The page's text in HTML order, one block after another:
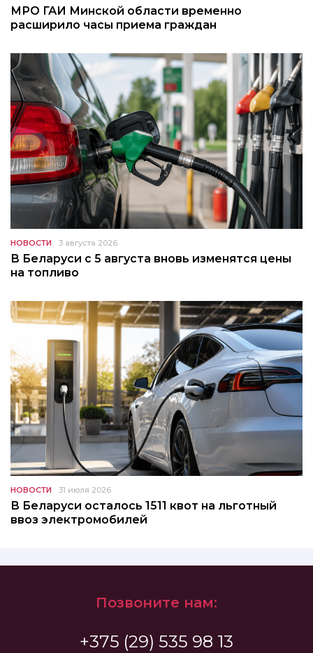
МРО ГАИ Минской области временно
расширило часы приема граждан
НОВОСТИ 3 августа 2026
В Беларуси с 5 августа вновь изменятся цены
на топливо
НОВОСТИ 31 июля 2026
В Беларуси осталось 1511 квот на льготный
ввоз электромобилей
Позвоните нам:
+375 (29) 535 98 13